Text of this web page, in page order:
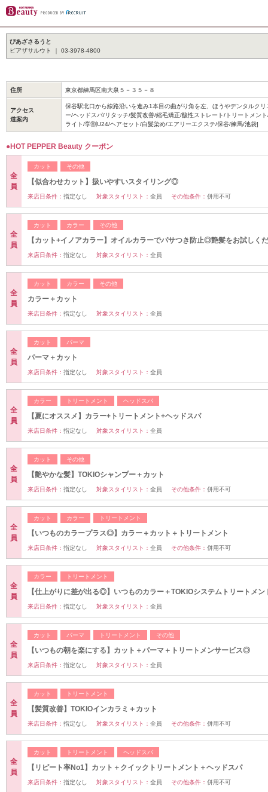
ぴあざさるうと
ピアザサルウト ｜ 03-3978-4800
住所 東京都練馬区南大泉５－３５－８
アクセス
道案内
保谷駅北口から線路沿いを進み1本目の曲がり角を左、ほうやデンタルク
ー/ヘッドスパ/リタッチ/髪質改善/縮毛矯正/酸性ストレート/トリートメン
ライト/学割U24/ヘアセット/白髪染め/エアリーエクステ/保谷/練馬/池袋]
●HOT PEPPER Beauty クーポン
全
員
カット その他
【似合わせカット】扱いやすいスタイリング◎
来店日条件： 指定なし 対象スタイリスト： 全員 その他条件： 併用不可
全
員
カット カラー その他
【カット+イノアカラー】オイルカラーでパサつき防止◎艶髪をお試しく
来店日条件： 指定なし 対象スタイリスト： 全員
全
員
カット カラー その他
カラー＋カット
来店日条件： 指定なし 対象スタイリスト： 全員
全
員
カット パーマ
パーマ＋カット
来店日条件： 指定なし 対象スタイリスト： 全員
全
員
カラー トリートメント ヘッドスパ
【夏にオススメ】カラー+トリートメント+ヘッドスパ
来店日条件： 指定なし 対象スタイリスト： 全員
全
員
カット その他
【艶やかな髪】TOKIOシャンプー＋カット
来店日条件： 指定なし 対象スタイリスト： 全員 その他条件： 併用不可
全
員
カット カラー トリートメント
【いつものカラープラス◎】カラー＋カット＋トリートメント
来店日条件： 指定なし 対象スタイリスト： 全員 その他条件： 併用不可
全
員
カラー トリートメント
【仕上がりに差が出る◎】いつものカラー＋TOKIOシステムトリートメン
来店日条件： 指定なし 対象スタイリスト： 全員
全
員
カット パーマ トリートメント その他
【いつもの朝を楽にする】カット＋パーマ＋トリートメンサービス◎
来店日条件： 指定なし 対象スタイリスト： 全員
全
員
カット トリートメント
【髪質改善】TOKIOインカラミ＋カット
来店日条件： 指定なし 対象スタイリスト： 全員 その他条件： 併用不可
全
員
カット トリートメント ヘッドスパ
【リピート率No1】カット＋クイックトリートメント＋ヘッドスパ
来店日条件： 指定なし 対象スタイリスト： 全員 その他条件： 併用不可